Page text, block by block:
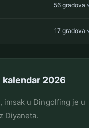
56 gradova
17 gradova
kalendar 2026
imsak u Dingolfing je u
Diyaneta.